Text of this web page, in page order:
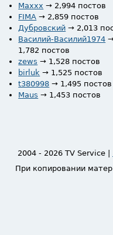
Maxxx → 2,994 постов
FIMA → 2,859 постов
Дубровский → 2,013
Василий-Василий1974
1,782 постов
zews → 1,528 постов
birluk → 1,525 постов
t380998 → 1,495 постов
Maus → 1,453 постов
2004 - 2026 TV Service |
При копировании